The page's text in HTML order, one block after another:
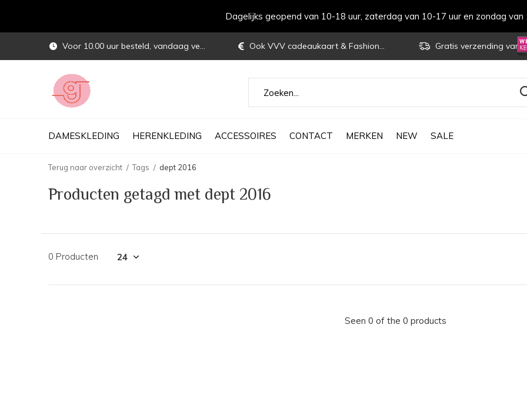
DAMESKLEDING HERENKLEDING ACCESSOIRES CONTACT MERKEN NEW SALE
Voor 10.00 uur besteld, vandaag verstuurd Ook VVV cadeaukaart & Fashioncheque Gratis verzending vanaf €
Dagelijks geopend van 10-18 uur, zaterdag van 10-17 uur en zondag van
Terug naar overzicht Tags dept 2016
Producten getagd met dept 2016
0 Producten
Seen 0 of the 0 products